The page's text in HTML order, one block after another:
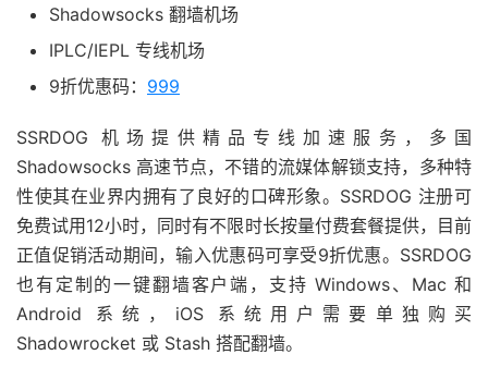
Shadowsocks 翻墙机场
IPLC/IEPL 专线机场
9折优惠码： 999
SSRDOG 机场提供精品专线加速服务，多国
Shadowsocks 高速节点，不错的流媒体解锁支持，多种特
性使其在业界内拥有了良好的口碑形象。SSRDOG 注册可
免费试用12小时，同时有不限时长按量付费套餐提供，目前
正值促销活动期间，输入优惠码可享受9折优惠。SSRDOG
也有定制的一键翻墙客户端，支持 Windows、Mac 和
Android 系统，iOS 系统用户需要单独购买
Shadowrocket 或 Stash 搭配翻墙。